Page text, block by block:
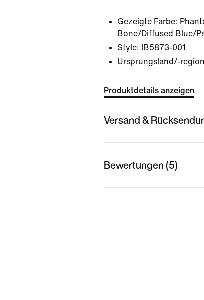
Gezeigte Farbe:
Bone/Diffused Blue/
Style:
IB5873-001
Ursprungsland/-
Produktdetails anzeigen
Versand &
Bewertungen (5)